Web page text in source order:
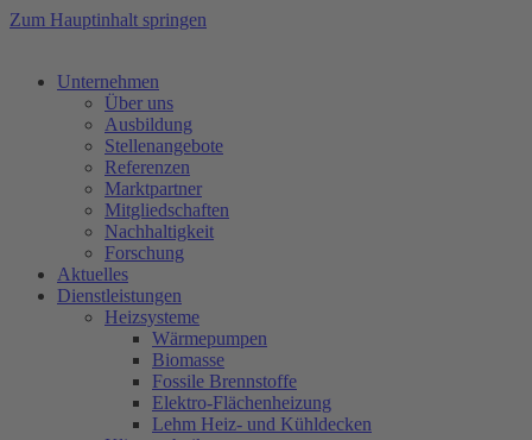
Zum Hauptinhalt springen
Unternehmen
Über uns
Ausbildung
Stellenangebote
Referenzen
Marktpartner
Mitgliedschaften
Nachhaltigkeit
Forschung
Aktuelles
Dienstleistungen
Heizsysteme
Wärmepumpen
Biomasse
Fossile Brennstoffe
Elektro-Flächenheizung
Lehm Heiz- und Kühldecken